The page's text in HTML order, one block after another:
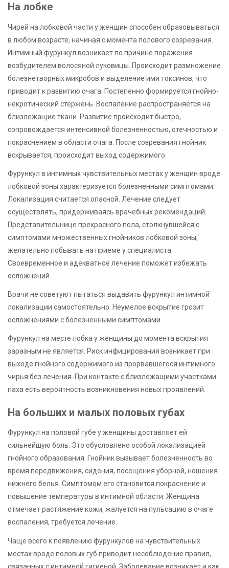
На лобке
Чирей на лобковой части у женщин способен образовываться
в любом возрасте, начиная с момента полового созревания.
Интимный фурункул возникает по причине поражения
возбудителем волосяной луковицы. Происходит размножение
болезнетворных микробов и выделение ими токсинов, что
приводит к развитию очага. Постепенно формируется гнойно-
некротический стержень. Воспаление распространяется на
близлежащие ткани. Развитие происходит быстро,
сопровождается интенсивной болезненностью, отечностью и
покраснением в области очага. После созревания гнойник
вскрывается, происходит выход содержимого.
Фурункул в интимных чувствительных местах у женщин вроде
лобковой зоны характеризуется болезненными симптомами.
Локализация считается опасной. Лечение следует
осуществлять, придерживаясь врачебных рекомендаций.
Представительнице прекрасного пола, столкнувшейся с
симптомами множественных гнойников лобковой зоны,
желательно побывать на приеме у специалиста.
Своевременное и адекватное лечение поможет избежать
осложнений.
Врачи не советуют пытаться выдавить фурункул интимной
локализации самостоятельно. Неумелое вскрытие грозит
осложнениями с болезненными симптомами.
Фурункул на месте лобка у женщины до момента вскрытия
заразным не является. Риск инфицирования возникает при
выходе гнойного содержимого из прорвавшегося интимного
чирья без лечения. При контакте с близлежащими участками
паха есть вероятность возникновения новых проявлений.
На больших и малых половых губах
Фурункул на половой губе у женщины доставляет ей
сильнейшую боль. Это обусловлено особой локализацией
гнойного образования. Гнойник вызывает болезненность во
время передвижения, сидения, посещения уборной, ношения
нижнего белья. Симптомом его становится покраснение и
повышение температуры в интимной области. Женщина
отмечает растяжение кожи, жалуется на пульсацию в очаге
воспаления, требуется лечение.
Чаще всего к появлению фурункулов на чувствительных
местах вроде половых губ приводит несоблюдение правил,
связанных с интимной гигиеной. Заболевание возникает и как